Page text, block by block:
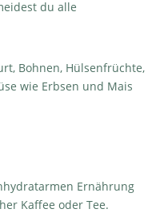
du alle
Bohnen, Hülsenfrüchte,
wie Erbsen und Mais
Ernährung
Kaffee oder Tee.